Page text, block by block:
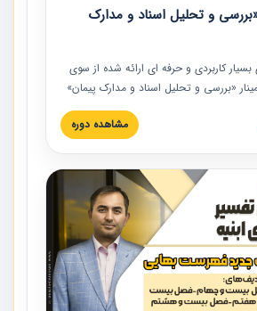
و تحلیل اسناد و مدارک
کاربردی و حرفه‏ ای ارائه شده از سوی
«بررسی و تحلیل اسناد و مدارک پیمان»
صنعتی شریف ارائه شد. در این آموزش
اسناد و مدارک پیمان، اولویت بندی اسناد
عملی در این خصوص ارائه شده است.
مشاهده دوره